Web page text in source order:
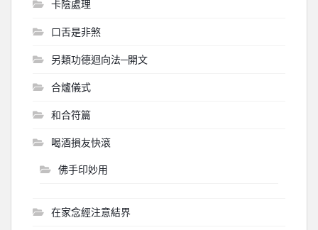
卡陰處理
口舌是非煞
另類功德迴向法─開文
合爐儀式
和合符篇
喝酒損友快滾
佛手印妙用
在家念經注意結界